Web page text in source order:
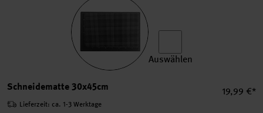
Auswählen
Schneidematte 30x45cm
19,99 €*
Lieferzeit: ca. 1-3 Werktage